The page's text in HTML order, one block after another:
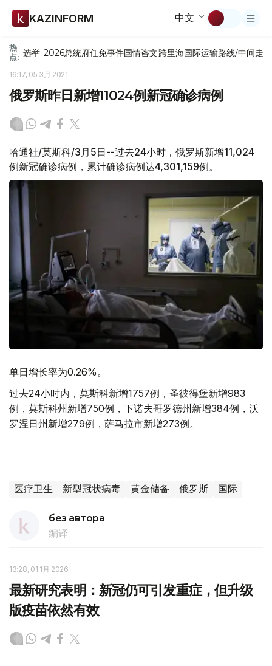
KAZINFORM 中文
热
点: 选举-2026总统府任免事件国情咨文跨里海国际运输路线/中间走廊
16:17, 05 3月 2021
俄罗斯昨日新增11024例新冠确诊病例
哈通社/莫斯科/3月5日--过去24小时，俄罗斯新增11,024
例新冠确诊病例，累计确诊病例达4,301,159例。
单日增长率为0.26%。
过去24小时内，莫斯科新增1757例，圣彼得堡新增983
例，莫斯科州新增750例，下诺夫哥罗德州新增384例，沃
罗涅日州新增279例，萨马拉市新增273例。
医疗卫生 新型冠状病毒 黄金储备 俄罗斯 国际
без автора
编译
13:28, 01 1月 2026
最新研究表明：新冠仍可引发重症，但升级
版疫苗依然有效